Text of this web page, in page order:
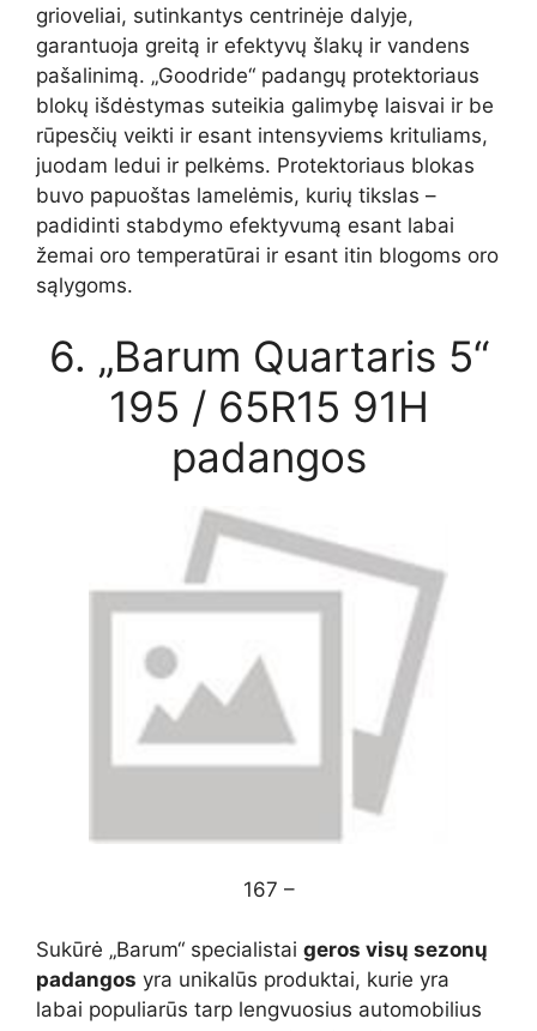
grioveliai, sutinkantys centrinėje dalyje,
garantuoja greitą ir efektyvų šlakų ir vandens
pašalinimą. „Goodride“ padangų protektoriaus
blokų išdėstymas suteikia galimybę laisvai ir be
rūpesčių veikti ir esant intensyviems krituliams,
juodam ledui ir pelkėms. Protektoriaus blokas
buvo papuoštas lamelėmis, kurių tikslas –
padidinti stabdymo efektyvumą esant labai
žemai oro temperatūrai ir esant itin blogoms oro
sąlygoms.
6. „Barum Quartaris 5“
195 / 65R15 91H
padangos
167 –
Sukūrė „Barum“ specialistai geros visų sezonų
padangos yra unikalūs produktai, kurie yra
labai populiarūs tarp lengvuosius automobilius